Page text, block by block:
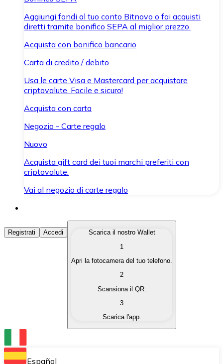
Aggiungi fondi al tuo conto Bitnovo o fai acquisti
diretti tramite bonifico SEPA al miglior prezzo.
Acquista con bonifico bancario
Carta di credito / debito
Usa le carte Visa e Mastercard per acquistare
criptovalute. Facile e sicuro!
Acquista con carta
Negozio - Carte regalo
Nuovo
Acquista gift card dei tuoi marchi preferiti con
criptovalute.
Vai al negozio di carte regalo
Acquista Criptovalute
Acquista le criptovalute che ti interessano in modo
Converti le tue criptovalute in valuta fiat quando ne
Scambia una criptovaluta con un'altra
Conserva le tue cripto in un Wallet self-custodial.
Registrati Accedi
Scarica il nostro Wallet
1
Apri la fotocamera del tuo telefono.
2
Scansiona il QR.
3
Scarica l'app.
Español